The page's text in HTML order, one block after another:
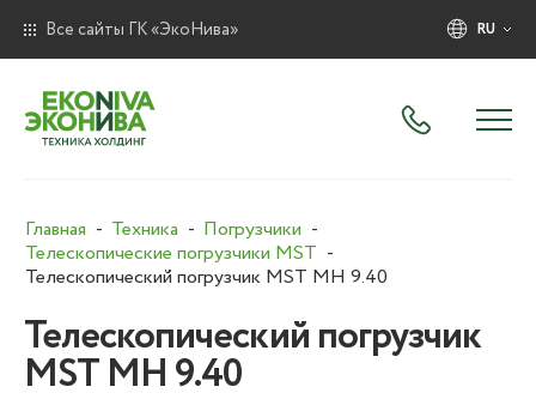
Все сайты ГК «ЭкоНива» RU
Главная Техника
Погрузчики
Телескопические погрузчики MST
Телeскопичecкий погрузчик МSТ МH 9.40
Телeскопичecкий погрузчик
МSТ МH 9.40